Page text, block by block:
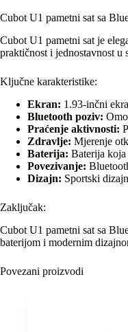
Cubot U1 pametni sat sa
Cubot U1 pametni sat je
praktičnost i jednostavnost u
Ključne karakteristike:
Ekran: 1.93-inčni
Bluetooth poziv:
Praćenje aktivnosti:
Zdravlje: Mjerenje
Baterija: Baterija koja
Povezivanje:
Dizajn: Sportski
Zaključak:
Cubot U1 pametni sat sa
baterijom i modernim
Povezani proizvodi